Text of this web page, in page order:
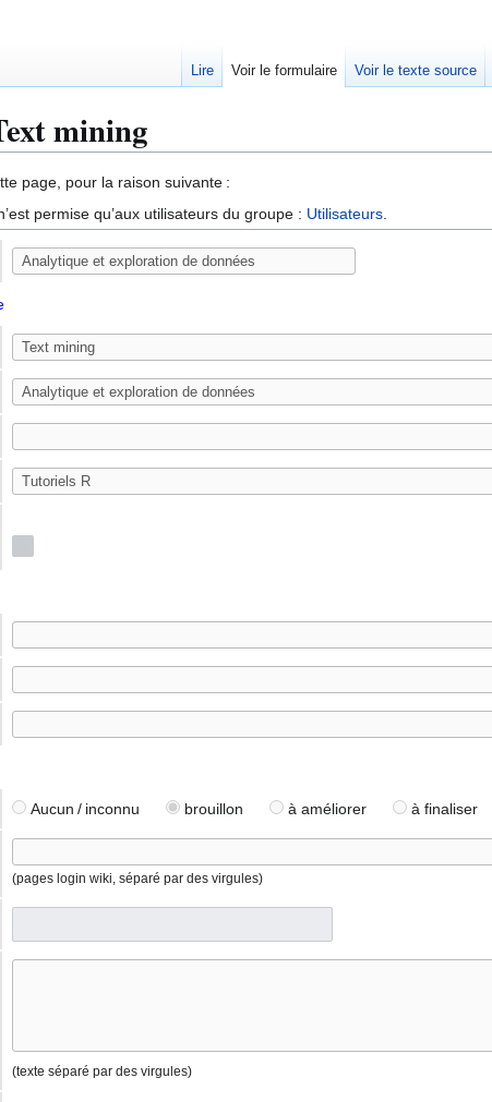
mining
page, pour la raison suivante :
permise qu’aux utilisateurs du groupe : Utilisateurs.
Aucun / inconnu brouillon à améliorer à finaliser
(pages login wiki, séparé par des virgules)
(texte séparé par des virgules)
Lire Voir le formulaire Voir le texte source